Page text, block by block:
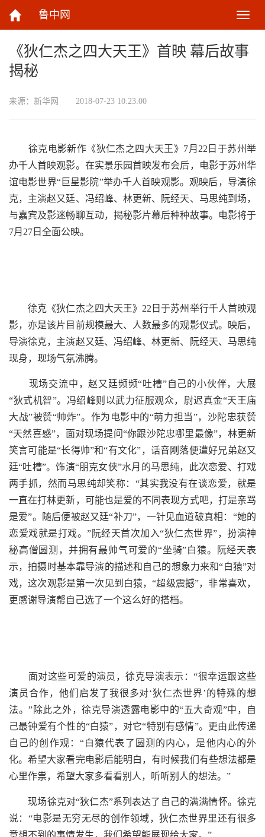
鲁中网
切
换
航
《狄仁杰之四大天王》首映 幕后故事
揭秘
来源： 新华网 2018-07-23 10:23:00
徐克电影新作《狄仁杰之四大天王》7月22日于苏州举
办千人首映观影。在实景乐园首映发布会后，电影于苏州华
谊电影世界“巨星影院”举办千人首映观影。观映后，导演徐
克，主演赵又廷、冯绍峰、林更新、阮经天、马思纯到场，
与嘉宾及影迷畅聊互动，揭秘影片幕后种种故事。电影将于
7月27日全面公映。
徐克《狄仁杰之四大天王》22日于苏州举行千人首映观
影，亦是该片目前规模最大、人数最多的观影仪式。映后，
导演徐克，主演赵又廷、冯绍峰、林更新、阮经天、马思纯
现身，现场气氛沸腾。
现场交流中，赵又廷频频“吐槽”自己的小伙伴，大展
“狄式机智”。冯绍峰则以武力征服观众，尉迟真金“天王庙
大战”被赞“帅炸”。作为电影中的“萌力担当”，沙陀忠获赞
“天然喜感”，面对现场提问“你跟沙陀忠哪里最像”，林更新
笑言可能是“长得帅”和“有文化”，话音刚落便遭好兄弟赵又
廷“吐槽”。饰演“朋克女侠”水月的马思纯，此次恋爱、打戏
两手抓，然而马思纯却笑称：“其实我没有在谈恋爱，就是
一直在打林更新，可能也是爱的不同表现方式吧，打是亲骂
是爱”。随后便被赵又廷“补刀”，一针见血道破真相：“她的
恋爱戏就是打戏。”阮经天首次加入“狄仁杰世界”，扮演神
秘高僧圆测，并拥有最帅气可爱的“坐骑”白猿。阮经天表
示，拍摄时基本靠导演的描述和自己的想象力来和“白猿”对
戏，这次观影是第一次见到白猿，“超级震撼”，非常喜欢，
更感谢导演帮自己选了一个这么好的搭档。
面对这些可爱的演员，徐克导演表示：“很幸运跟这些
演员合作，他们启发了我很多对‘狄仁杰世界’的特殊的想
法。”除此之外，徐克导演透露电影中的“五大奇观”中，自
己最钟爱有个性的“白猿”，对它“特别有感情”。更由此传递
自己的创作观：“白猿代表了圆测的内心，是他内心的外
化。希望大家看完电影后能明白，有时候我们有些想法都是
心里作祟，希望大家多看看别人，听听别人的想法。”
现场徐克对“狄仁杰”系列表达了自己的满满情怀。徐克
说：“电影是无穷无尽的创作领域，狄仁杰世界里还有很多
意想不到的事情发生，我们希望能展现给大家。”